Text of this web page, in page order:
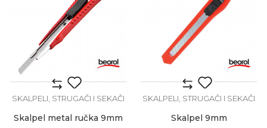
SKALPELI, STRUGAČI I SEKAČI
Skalpel metal ručka 9mm
SKALPELI, STRUGAČI I SEKAČI
Skalpel 9mm